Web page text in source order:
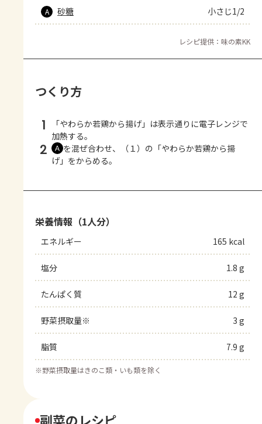
A 砂糖 小さじ1/2
レシピ提供：味の素KK
つくり方
1
「やわらか若鶏から揚げ」は表示通りに電子レンジで
加熱する。
2 Ａ を混ぜ合わせ、（１）の「やわらか若鶏から揚
げ」をからめる。
栄養情報（1人分）
エネルギー 165 kcal
塩分 1.8 g
たんぱく質 12 g
野菜摂取量※ 3 g
脂質 7.9 g
※野菜摂取量はきのこ類・いも類を除く
副菜のレシピ